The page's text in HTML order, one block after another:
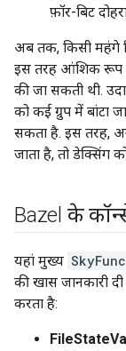
फ़ॉर-बिट
अब तक, किसी महंगे
इस तरह आंशिक रूप
की जा सकती थी.
को कई ग्रुप में
सकता है. इस तरह,
जाता है, तो डेक्सिंग
Bazel के
यहां मुख्य
की खास जानकारी
करता है: